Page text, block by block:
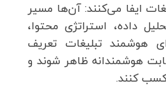
ایفا می‌کنند: آن‌ها مسیر
داده، استراتژی محتوا،
هوشمند تبلیغات تعریف
هوشمندانه ظاهر شوند و
کسب کنند.